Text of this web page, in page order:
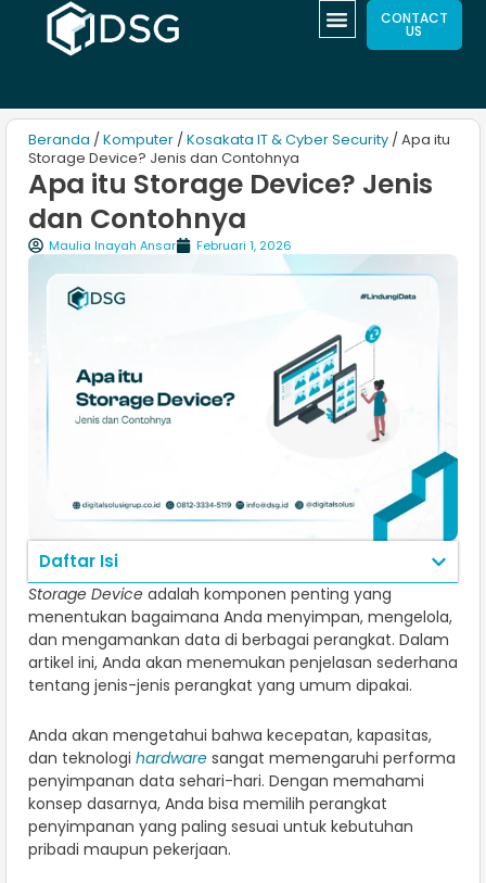
CONTACT
US
Beranda / Komputer / Kosakata IT & Cyber Security / Apa itu
Storage Device? Jenis dan Contohnya
Apa itu Storage Device? Jenis
dan Contohnya
Maulia Inayah Ansar Februari 1, 2026
Daftar Isi
Storage Device adalah komponen penting yang
menentukan bagaimana Anda menyimpan, mengelola,
dan mengamankan data di berbagai perangkat. Dalam
artikel ini, Anda akan menemukan penjelasan sederhana
tentang jenis-jenis perangkat yang umum dipakai.
Anda akan mengetahui bahwa kecepatan, kapasitas,
dan teknologi hardware sangat memengaruhi performa
penyimpanan data sehari-hari. Dengan memahami
konsep dasarnya, Anda bisa memilih perangkat
penyimpanan yang paling sesuai untuk kebutuhan
pribadi maupun pekerjaan.